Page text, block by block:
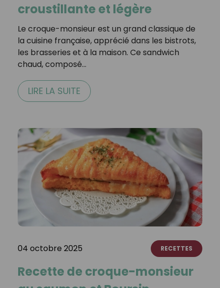
croustillante et légère
Le croque-monsieur est un grand classique de
la cuisine française, apprécié dans les bistrots,
les brasseries et à la maison. Ce sandwich
chaud, composé…
LIRE LA SUITE
04 octobre 2025 RECETTES
Recette de croque-monsieur